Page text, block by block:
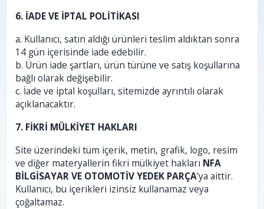
6. İADE VE İPTAL POLİTİKASI
a. Kullanıcı, satın aldığı ürünleri teslim aldıktan sonra
14 gün içerisinde iade edebilir.
b. Ürün iade şartları, ürün türüne ve satış koşullarına
bağlı olarak değişebilir.
c. İade ve iptal koşulları, sitemizde ayrıntılı olarak
açıklanacaktır.
7. FİKRİ MÜLKİYET HAKLARI
Site üzerindeki tüm içerik, metin, grafik, logo, resim
ve diğer materyallerin fikri mülkiyet hakları NFA
BİLGİSAYAR VE OTOMOTİV YEDEK PARÇA'ya aittir.
Kullanıcı, bu içerikleri izinsiz kullanamaz veya
çoğaltamaz.